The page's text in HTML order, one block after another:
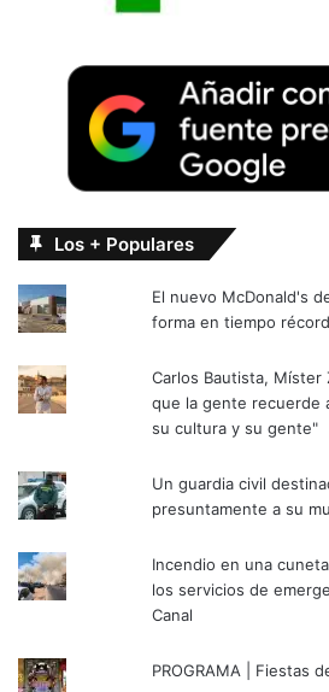
Los + Populares
El nuevo McDonald's
forma en tiempo récord
Carlos Bautista, Míster
que la gente recuerde
su cultura y su gente"
Un guardia civil
presuntamente a su
Incendio en una
los servicios de
Canal
PROGRAMA | Fiestas